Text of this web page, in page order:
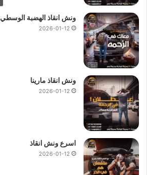
ونش انقاذ الهضبة الوسطي
2026-01-12
ونش انقاذ مارينا
2026-01-12
اسرع ونش انقاذ
2026-01-12